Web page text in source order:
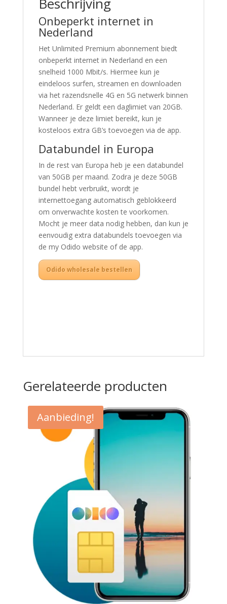
Onbeperkt internet in
Nederland
Het Unlimited Premium abonnement biedt
onbeperkt internet in Nederland en een
snelheid 1000 Mbit/s. Hiermee kun je
eindeloos surfen, streamen en downloaden
via het razendsnelle 4G en 5G netwerk binnen
Nederland. Er geldt een daglimiet van 20GB.
Wanneer je deze limiet bereikt, kun je
kosteloos extra GB’s toevoegen via de app.
Databundel in Europa
In de rest van Europa heb je een databundel
van 50GB per maand. Zodra je deze 50GB
bundel hebt verbruikt, wordt je
internettoegang automatisch geblokkeerd
om onverwachte kosten te voorkomen.
Mocht je meer data nodig hebben, dan kun je
eenvoudig extra databundels toevoegen via
de my Odido website of de app.
Odido wholesale bestellen
Gerelateerde producten
Aanbieding!